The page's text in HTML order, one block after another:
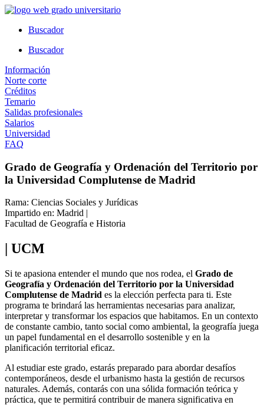
Ir
contenidoBuscador
Buscador
Información
Norte corte
Créditos
Temario
Salidas profesionales
Salarios
Universidad
FAQ
Grado de Geografía y Ordenación del Territorio por
la Universidad Complutense de Madrid
Rama: Ciencias Sociales y Jurídicas
Impartido en: Madrid |
Facultad de Geografía e Historia
| UCM
Si te apasiona entender el mundo que nos rodea, el Grado de
Geografía y Ordenación del Territorio por la Universidad
Complutense de Madrid es la elección perfecta para ti. Este
programa te brindará las herramientas necesarias para analizar,
interpretar y transformar los espacios que habitamos. En un contexto
de constante cambio, tanto social como ambiental, la geografía juega
un papel fundamental en el desarrollo sostenible y en la
planificación territorial eficaz.
Al estudiar este grado, estarás preparado para abordar desafíos
contemporáneos, desde el urbanismo hasta la gestión de recursos
naturales. Además, contarás con una sólida formación teórica y
práctica, que te permitirá contribuir de manera significativa en